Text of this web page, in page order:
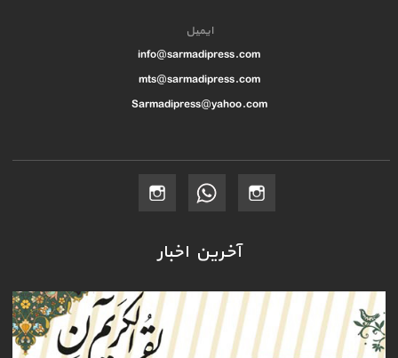
ایمیل
info@sarmadipress.com
mts@sarmadipress.com
Sarmadipress@yahoo.com
آخرین اخبار